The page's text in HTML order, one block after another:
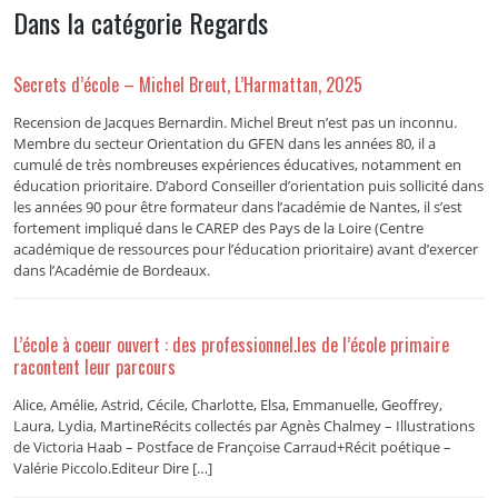
Dans la catégorie Regards
Secrets d’école – Michel Breut, L’Harmattan, 2025
Recension de Jacques Bernardin. Michel Breut n’est pas un inconnu.
Membre du secteur Orientation du GFEN dans les années 80, il a
cumulé de très nombreuses expériences éducatives, notamment en
éducation prioritaire. D’abord Conseiller d’orientation puis sollicité dans
les années 90 pour être formateur dans l’académie de Nantes, il s’est
fortement impliqué dans le CAREP des Pays de la Loire (Centre
académique de ressources pour l’éducation prioritaire) avant d’exercer
dans l’Académie de Bordeaux.
L’école à coeur ouvert : des professionnel.les de l’école primaire
racontent leur parcours
Alice, Amélie, Astrid, Cécile, Charlotte, Elsa, Emmanuelle, Geoffrey,
Laura, Lydia, MartineRécits collectés par Agnès Chalmey – Illustrations
de Victoria Haab – Postface de Françoise Carraud+Récit poétique –
Valérie Piccolo.Editeur Dire […]